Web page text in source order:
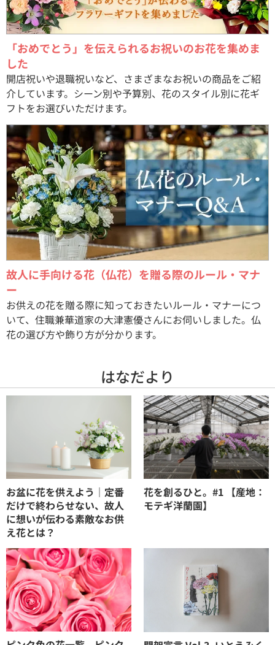
「おめでとう」を伝えられるお祝いのお花を集めま
した
開店祝いや退職祝いなど、さまざまなお祝いの商品をご紹
介しています。シーン別や予算別、花のスタイル別に花ギ
フトをお選びいただけます。
故人に手向ける花（仏花）を贈る際のルール・マナ
ー
お供えの花を贈る際に知っておきたいルール・マナーにつ
いて、住職兼華道家の大津憲優さんにお伺いしました。仏
花の選び方や飾り方が分かります。
はなだより
お盆に花を供えよう｜定番
だけで終わらせない、故人
に想いが伝わる素敵なお供
え花とは？
花を創るひと。#1 【産地：
モテギ洋蘭園】